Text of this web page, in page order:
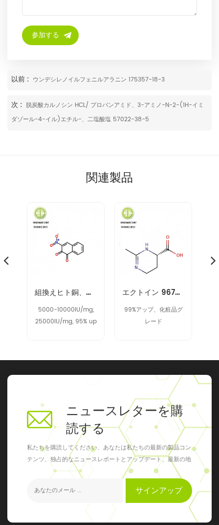
以前 : ウンデシレノイルフェニルアラニン 175357-18-3
次 : 脱炭酸カルノシン HCL/ プロパンアミド、3-アミノ-N-2-(1H-イミ
ダゾール-4-イル)エチル-、二塩酸塩 57022-38-5
関連製品
組換えヒト銅、亜鉛スーパーオキシドジスムターゼrh-cu、zn-sod 9054-89-1
5000-10000IU/mg,
25000IU/mg, 95% up
エクトイン 96702-03-3
99%アップ、化粧品グ
レード
ニュースレターを購
読する
私たちを購読してください、あなたは私たちの最新の製品コン
テンツ、独占的なニュースレポートとアップデート、最新の地
元のイベントを得ることができます
サインアップ